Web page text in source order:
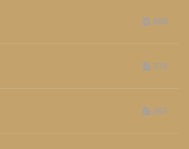
658
276
267